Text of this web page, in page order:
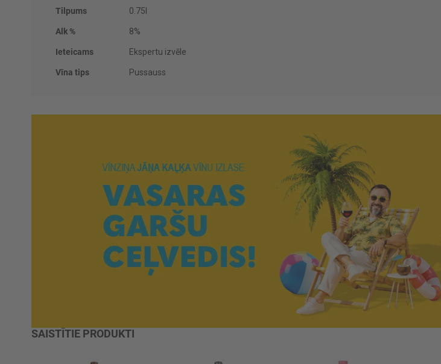
Tilpums 0.75l
Alk % 8%
Ieteicams Ekspertu izvēle
Vīna tips Pussauss
SAISTĪTIE PRODUKTI